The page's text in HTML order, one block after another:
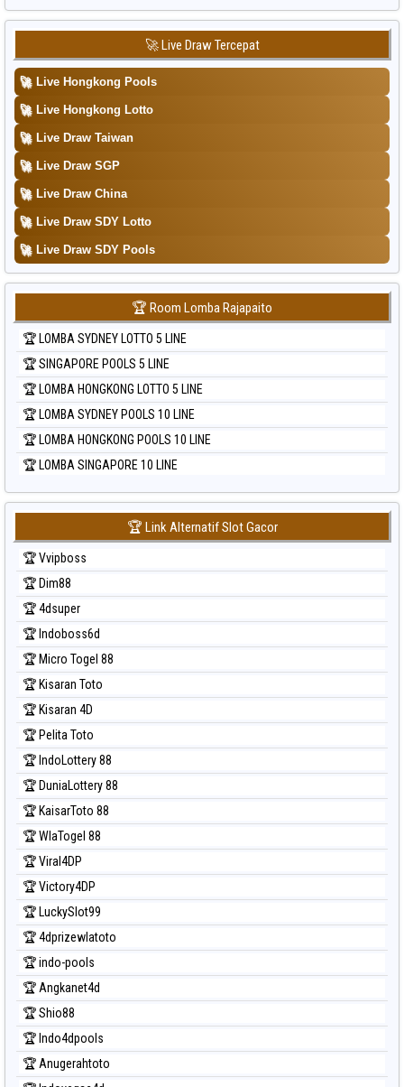
Data Togel Sydney
Data Togel Sydney Lottery
Data Togel Sydney Lottery 6d
Data Togel Sydney Lotto
Data Togel Sydney Pools 6d
Data Togel Taipei
Data Togel Taiwan
🚀 Live Draw Tercepat
🚀 Live Hongkong Pools
🚀 Live Hongkong Lotto
🚀 Live Draw Taiwan
🚀 Live Draw SGP
🚀 Live Draw China
🚀 Live Draw SDY Lotto
🚀 Live Draw SDY Pools
🏆 Room Lomba Rajapaito
🏆 LOMBA SYDNEY LOTTO 5 LINE
🏆 SINGAPORE POOLS 5 LINE
🏆 LOMBA HONGKONG LOTTO 5 LINE
🏆 LOMBA SYDNEY POOLS 10 LINE
🏆 LOMBA HONGKONG POOLS 10 LINE
🏆 LOMBA SINGAPORE 10 LINE
🏆 Link Alternatif Slot Gacor
🏆 Vvipboss
🏆 Dim88
🏆 4dsuper
🏆 Indoboss6d
🏆 Micro Togel 88
🏆 Kisaran Toto
🏆 Kisaran 4D
🏆 Pelita Toto
🏆 IndoLottery 88
🏆 DuniaLottery 88
🏆 KaisarToto 88
🏆 WlaTogel 88
🏆 Viral4DP
🏆 Victory4DP
🏆 LuckySlot99
🏆 4dprizewlatoto
🏆 indo-pools
🏆 Angkanet4d
🏆 Shio88
🏆 Indo4dpools
🏆 Anugerahtoto